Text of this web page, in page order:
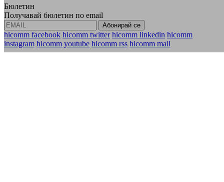
Бюлетин
Получавай бюлетин по email
hicomm facebook hicomm twitter hicomm linkedin hicomm
instagram hicomm youtube hicomm rss hicomm mail